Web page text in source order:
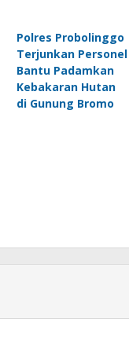
Polres Probolinggo
Terjunkan Personel
Bantu Padamkan
Kebakaran Hutan
di Gunung Bromo